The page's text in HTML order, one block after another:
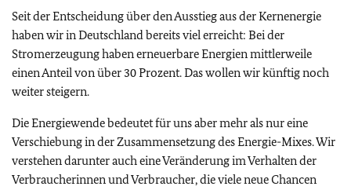
Seit der Entscheidung über den Ausstieg aus der Kernenergie
haben wir in Deutschland bereits viel erreicht: Bei der
Stromerzeugung haben erneuerbare Energien mittlerweile
einen Anteil von über 30 Prozent. Das wollen wir künftig noch
weiter steigern.
Die Energiewende bedeutet für uns aber mehr als nur eine
Verschiebung in der Zusammensetzung des Energie-Mixes. Wir
verstehen darunter auch eine Veränderung im Verhalten der
Verbraucherinnen und Verbraucher, die viele neue Chancen